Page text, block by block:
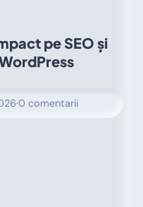
pe SEO și
·0 comentarii